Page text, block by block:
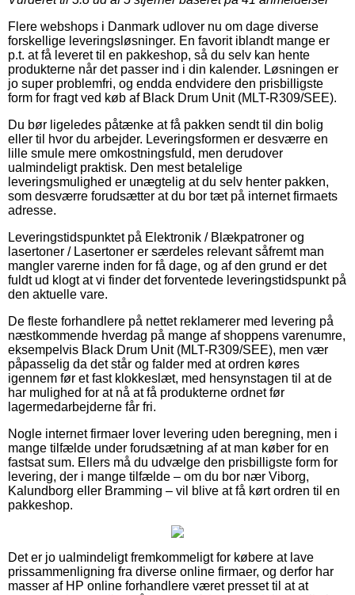
Flere webshops i Danmark udlover nu om dage diverse
forskellige leveringsløsninger. En favorit iblandt mange er
p.t. at få leveret til en pakkeshop, så du selv kan hente
produkterne når det passer ind i din kalender. Løsningen er
jo super problemfri, og endda endvidere den prisbilligste
form for fragt ved køb af Black Drum Unit (MLT-R309/SEE).
Du bør ligeledes påtænke at få pakken sendt til din bolig
eller til hvor du arbejder. Leveringsformen er desværre en
lille smule mere omkostningsfuld, men derudover
ualmindeligt praktisk. Den mest betalelige
leveringsmulighed er unægtelig at du selv henter pakken,
som desværre forudsætter at du bor tæt på internet firmaets
adresse.
Leveringstidspunktet på Elektronik / Blækpatroner og
lasertoner / Lasertoner er særdeles relevant såfremt man
mangler varerne inden for få dage, og af den grund er det
fuldt ud klogt at vi finder det forventede leveringstidspunkt på
den aktuelle vare.
De fleste forhandlere på nettet reklamerer med levering på
næstkommende hverdag på mange af shoppens varenumre,
eksempelvis Black Drum Unit (MLT-R309/SEE), men vær
påpasselig da det står og falder med at ordren køres
igennem før et fast klokkeslæt, med hensynstagen til at de
har mulighed for at nå at få produkterne ordnet før
lagermedarbejderne får fri.
Nogle internet firmaer lover levering uden beregning, men i
mange tilfælde under forudsætning af at man køber for en
fastsat sum. Ellers må du udvælge den prisbilligste form for
levering, der i mange tilfælde – om du bor nær Viborg,
Kalundborg eller Bramming – vil blive at få kørt ordren til en
pakkeshop.
Det er jo ualmindeligt fremkommeligt for købere at lave
prissammenligning fra diverse online firmaer, og derfor har
masser af HP online forhandlere været presset til at at